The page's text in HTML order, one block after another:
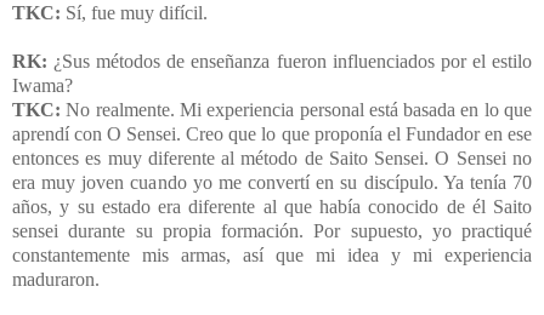
TKC: Sí, fue muy difícil.
RK: ¿Sus métodos de enseñanza fueron influenciados por el estilo
Iwama?
TKC: No realmente. Mi experiencia personal está basada en lo que
aprendí con O Sensei. Creo que lo que proponía el Fundador en ese
entonces es muy diferente al método de Saito Sensei. O Sensei no
era muy joven cuando yo me convertí en su discípulo. Ya tenía 70
años, y su estado era diferente al que había conocido de él Saito
sensei durante su propia formación. Por supuesto, yo practiqué
constantemente mis armas, así que mi idea y mi experiencia
maduraron.